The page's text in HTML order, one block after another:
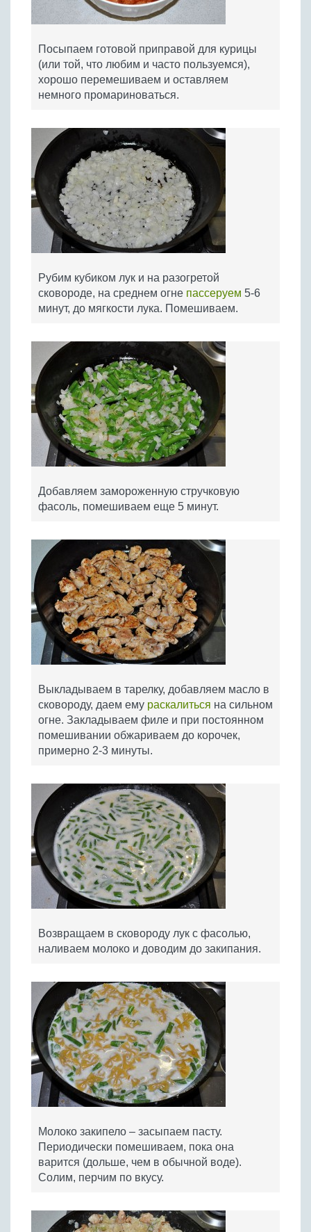
Посыпаем готовой приправой для курицы
(или той, что любим и часто пользуемся),
хорошо перемешиваем и оставляем
немного промариноваться.
Рубим кубиком лук и на разогретой
сковороде, на среднем огне пассеруем 5-6
минут, до мягкости лука. Помешиваем.
Добавляем замороженную стручковую
фасоль, помешиваем еще 5 минут.
Выкладываем в тарелку, добавляем масло в
сковороду, даем ему раскалиться на сильном
огне. Закладываем филе и при постоянном
помешивании обжариваем до корочек,
примерно 2-3 минуты.
Возвращаем в сковороду лук с фасолью,
наливаем молоко и доводим до закипания.
Молоко закипело – засыпаем пасту.
Периодически помешиваем, пока она
варится (дольше, чем в обычной воде).
Солим, перчим по вкусу.